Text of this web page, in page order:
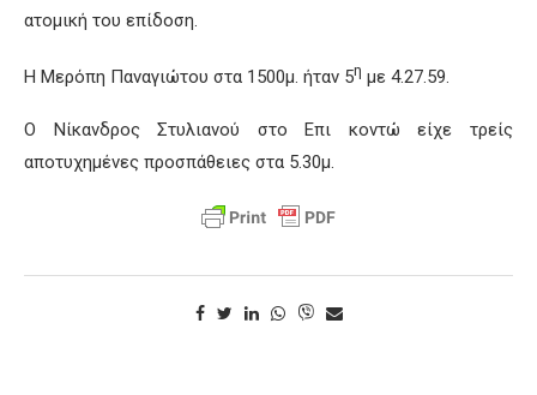
ατομική του επίδοση.
Η Μερόπη Παναγιώτου στα 1500μ. ήταν 5η με 4.27.59.
Ο Νίκανδρος Στυλιανού στο Επι κοντώ είχε τρείς
αποτυχημένες προσπάθειες στα 5.30μ.